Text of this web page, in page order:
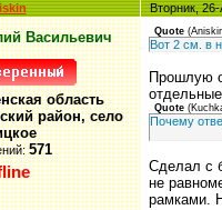
Вторник,
Васильевич
область
район, село
571
Quote (
Вот 2 см. в
Прошлую
Quote (
Почему
Сделал с
не
рамками.